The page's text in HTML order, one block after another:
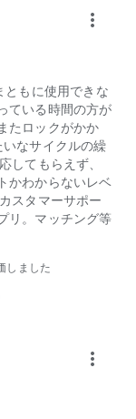
に請求されま
限から24時間以内
にプランをキャン
Tinder Gold™、ま
、Tinderは引き続
みを目的として使
privacy
more_vert
ともに使用できな
ている時間の方が
たロックがかか
なサイクルの繰
してもらえず、
かわからないレベ
スタマーサポー
リ。マッチング等
しました
more_vert